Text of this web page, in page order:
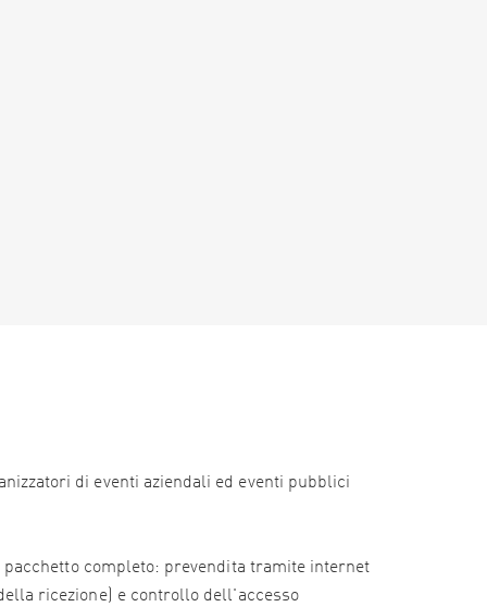
di eventi aziendali ed eventi pubblici
completo: prevendita tramite internet
ricezione) e controllo dell'accesso